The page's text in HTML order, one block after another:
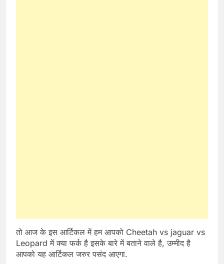
तो आज के इस आर्टिकल में हम आपको Cheetah vs jaguar vs
Leopard में क्या फर्क है इसके बारे में बताने वाले है, उम्मीद है
आपको यह आर्टिकल जरुर पसंद आएगा.